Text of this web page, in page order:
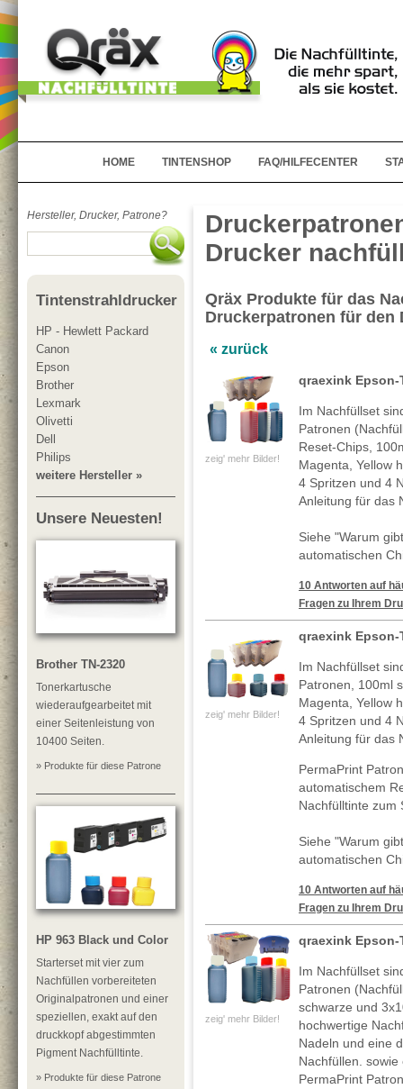
HOME TINTENSHOP FAQ/HILFECENTER
Hersteller, Drucker, Patrone?
Tintenstrahldrucker
HP - Hewlett Packard
Canon
Epson
Brother
Lexmark
Olivetti
Dell
Philips
weitere Hersteller »
Unsere Neuesten!
Brother TN-2320
Tonerkartusche
wiederaufgearbeitet mit
einer Seitenleistung von
10400 Seiten.
» Produkte für diese Patrone
HP 963 Black und Color
Starterset mit vier zum
Nachfüllen vorbereiteten
Originalpatronen und einer
speziellen, exakt auf den
druckkopf abgestimmten
Pigment Nachfülltinte.
» Produkte für diese Patrone
Drucker
Qräx Produkte für das
Druckerpatronen für den
« zurück
zeig' mehr Bilder!
qraexink Epson-
Im Nachfüllset
Patronen
Reset-Chips,
Magenta, Yellow
4 Spritzen und 4
Anleitung für das
Siehe "Warum
automatischen
10 Antworten auf
Fragen zu Ihrem
zeig' mehr Bilder!
qraexink Epson-
Im Nachfüllset
Patronen, 100ml
Magenta, Yellow
4 Spritzen und 4
Anleitung für das
PermaPrint
automatischem
Nachfülltinte zum
Siehe "Warum
automatischen
10 Antworten auf
Fragen zu Ihrem
zeig' mehr Bilder!
qraexink Epson-
Im Nachfüllset
Patronen
schwarze und
hochwertige
Nadeln und eine
Nachfüllen.
PermaPrint